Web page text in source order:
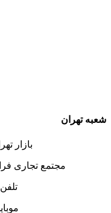
شعبه تهران
بازار
مجتمع تجاری فراز
تلفن :
موبایل :